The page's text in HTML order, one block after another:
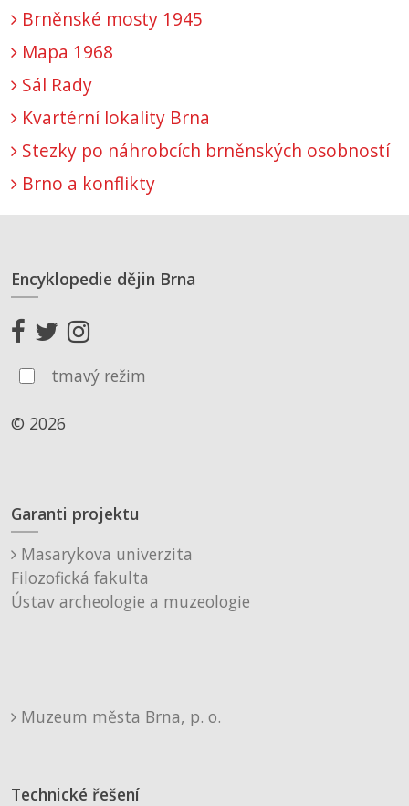
Brněnské mosty 1945
Mapa 1968
Sál Rady
Kvartérní lokality Brna
Stezky po náhrobcích brněnských osobností
Brno a konflikty
Encyklopedie dějin Brna
tmavý režim
© 2026
Garanti projektu
Masarykova univerzita
Filozofická fakulta
Ústav archeologie a muzeologie
Muzeum města Brna, p. o.
Technické řešení